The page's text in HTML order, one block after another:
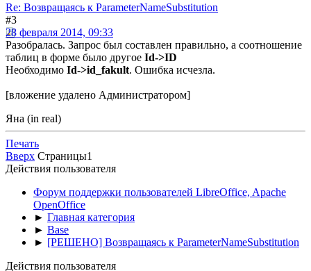
Re: Возвращаясь к ParameterNameSubstitution
#3
28 февраля 2014, 09:33
Разобралась. Запрос был составлен правильно, а соотношение
таблиц в форме было другое Id->ID
Необходимо Id->id_fakult. Ошибка исчезла.
[вложение удалено Администратором]
Яна (in real)
Печать
Вверх Страницы1
Действия пользователя
Форум поддержки пользователей LibreOffice, Apache
OpenOffice
► Главная категория
► Base
► [РЕШЕНО] Возвращаясь к ParameterNameSubstitution
Действия пользователя